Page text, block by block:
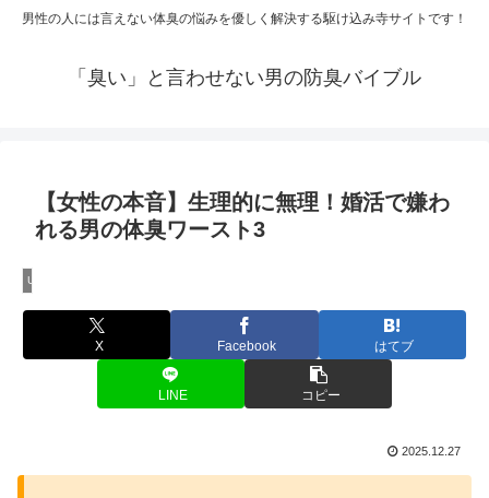
男性の人には言えない体臭の悩みを優しく解決する駆け込み寺サイトです！
「臭い」と言わせない男の防臭バイブル
【女性の本音】生理的に無理！婚活で嫌わ
れる男の体臭ワースト3
Uncategorized
X Facebook はてブ
LINE コピー
2025.12.27